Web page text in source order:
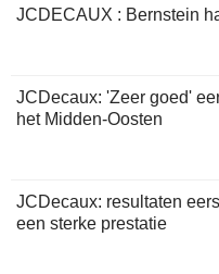
JCDECAUX : Bernstein
JCDecaux: 'Zeer goed'
het Midden-Oosten
JCDecaux: resultaten
een sterke prestatie